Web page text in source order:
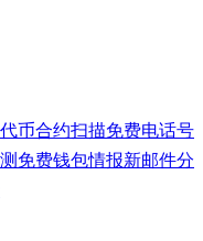
代币合约扫描免费电话号
免费钱包情报新邮件分